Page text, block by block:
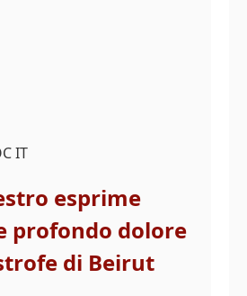
esprime
profondo dolore
di Beirut